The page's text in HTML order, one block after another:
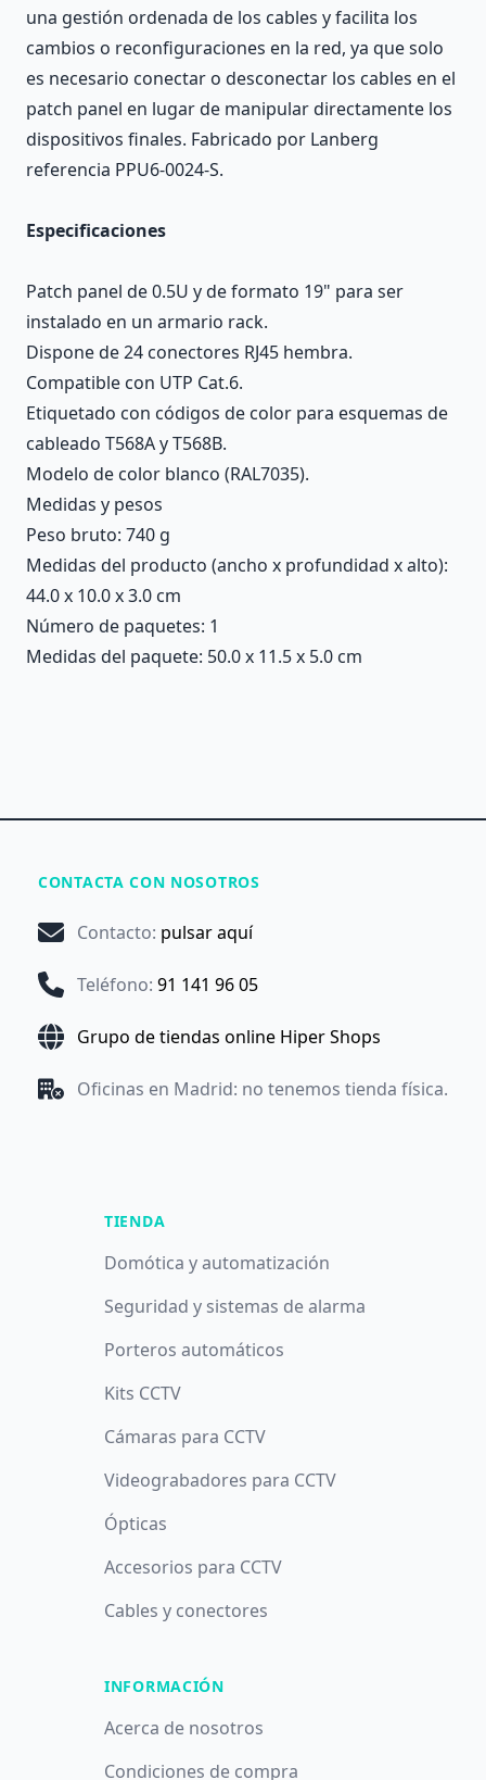
una gestión ordenada de los cables y facilita los
cambios o reconfiguraciones en la red, ya que solo
es necesario conectar o desconectar los cables en el
patch panel en lugar de manipular directamente los
dispositivos finales. Fabricado por Lanberg
referencia PPU6-0024-S.
Especificaciones
Patch panel de 0.5U y de formato 19" para ser
instalado en un armario rack.
Dispone de 24 conectores RJ45 hembra.
Compatible con UTP Cat.6.
Etiquetado con códigos de color para esquemas de
cableado T568A y T568B.
Modelo de color blanco (RAL7035).
Medidas y pesos
Peso bruto: 740 g
Medidas del producto (ancho x profundidad x alto):
44.0 x 10.0 x 3.0 cm
Número de paquetes: 1
Medidas del paquete: 50.0 x 11.5 x 5.0 cm
CONTACTA CON NOSOTROS
Contacto: pulsar aquí
Teléfono: 91 141 96 05
Grupo de tiendas online Hiper Shops
Oficinas en Madrid: no tenemos tienda física.
TIENDA
Domótica y automatización
Seguridad y sistemas de alarma
Porteros automáticos
Kits CCTV
Cámaras para CCTV
Videograbadores para CCTV
Ópticas
Accesorios para CCTV
Cables y conectores
INFORMACIÓN
Acerca de nosotros
Condiciones de compra